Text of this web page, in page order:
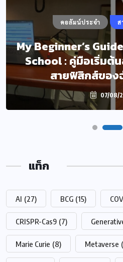
คอลัมน์ประจำ ส
My Beginner’s
School : คู่มือเริ่ม
สายฟิสิกส์ของ
07/08/
แท็ก
AI (27) BCG (15)
CRISPR-Cas9 (7)
Marie Curie (8) Metaverse